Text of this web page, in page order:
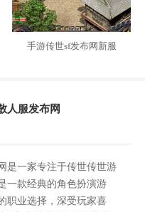
手游传世sf发布网新服
人服发布网
是一家专注于传世传世游
一款经典的角色扮演游
职业选择，深受玩家喜